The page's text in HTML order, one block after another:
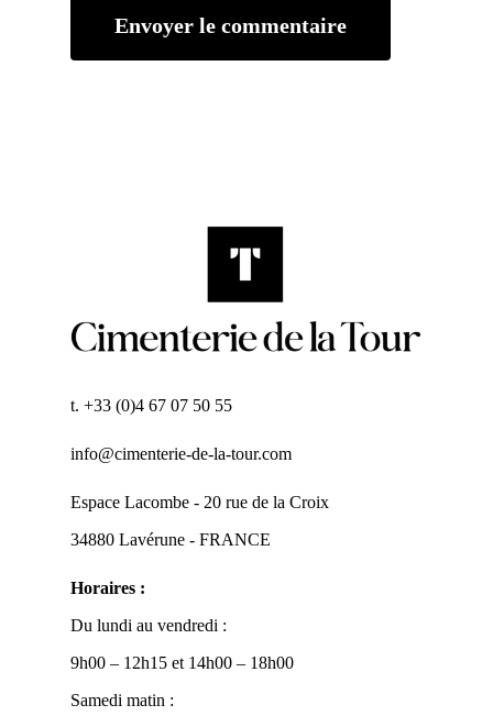
t. +33 (0)4 67 07 50 55
info@cimenterie-de-la-tour.com
Espace Lacombe - 20 rue de la Croix
34880 Lavérune - FRANCE
Horaires :
Du lundi au vendredi :
9h00 – 12h15 et 14h00 – 18h00
Samedi matin :